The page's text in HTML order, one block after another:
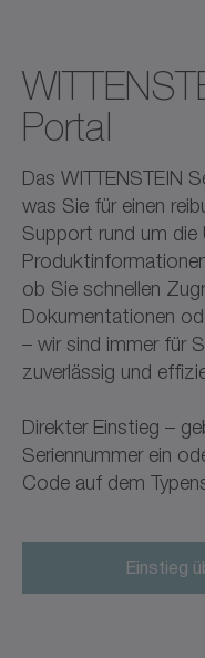
Portal
Das WITTENSTEIN
was Sie für einen
Support rund um die
ob Sie schnellen
Dokumentationen
– wir sind immer für
zuverlässig und
Direkter Einstieg –
Seriennummer ein
Code auf dem
Einstieg